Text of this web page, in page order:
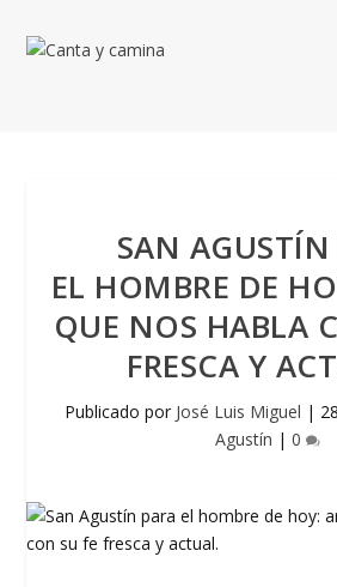
SAN AGUSTÍN
EL HOMBRE DE
QUE NOS HABLA
FRESCA Y
Publicado por José Luis Miguel |
Agustín | 0